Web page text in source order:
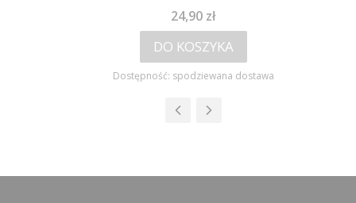
Cena
24,90 zł
DO KOSZYKA
Dostępność: spodziewana dostawa